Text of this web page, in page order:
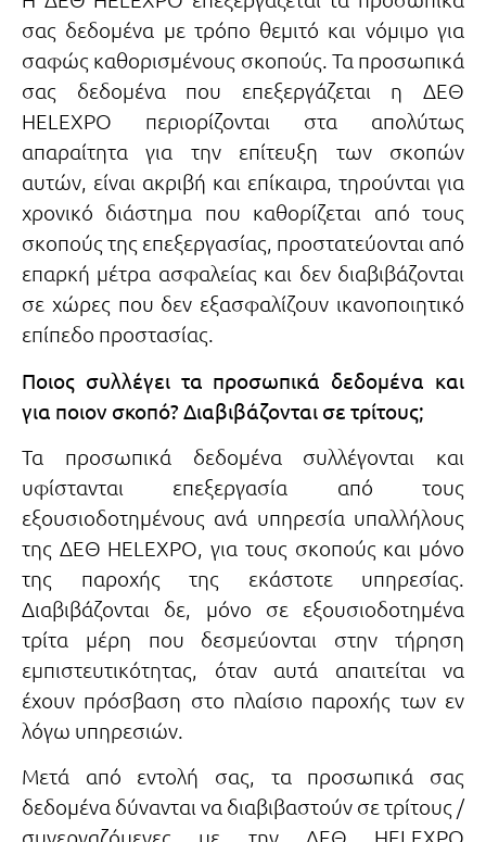
σας δεδομένα με τρόπο θεμιτό και νόμιμο για
σαφώς καθορισμένους σκοπούς. Τα προσωπικά
σας δεδομένα που επεξεργάζεται η ΔΕΘ
HELEXPO περιορίζονται στα απολύτως
απαραίτητα για την επίτευξη των σκοπών
αυτών, είναι ακριβή και επίκαιρα, τηρούνται για
χρονικό διάστημα που καθορίζεται από τους
σκοπούς της επεξεργασίας, προστατεύονται από
επαρκή μέτρα ασφαλείας και δεν διαβιβάζονται
σε χώρες που δεν εξασφαλίζουν ικανοποιητικό
επίπεδο προστασίας.
Ποιος συλλέγει τα προσωπικά δεδομένα και
για ποιον σκοπό? Διαβιβάζονται σε τρίτους;
Τα προσωπικά δεδομένα συλλέγονται και
υφίστανται επεξεργασία από τους
εξουσιοδοτημένους ανά υπηρεσία υπαλλήλους
της ΔΕΘ HELEXPO, για τους σκοπούς και μόνο
της παροχής της εκάστοτε υπηρεσίας.
Διαβιβάζονται δε, μόνο σε εξουσιοδοτημένα
τρίτα μέρη που δεσμεύονται στην τήρηση
εμπιστευτικότητας, όταν αυτά απαιτείται να
έχουν πρόσβαση στο πλαίσιο παροχής των εν
λόγω υπηρεσιών.
Μετά από εντολή σας, τα προσωπικά σας
δεδομένα δύνανται να διαβιβαστούν σε τρίτους /